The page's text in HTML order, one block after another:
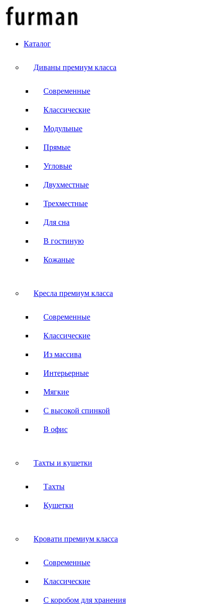
Каталог
Диваны премиум класса
Современные
Классические
Модульные
Прямые
Угловые
Двухместные
Трехместные
Для сна
В гостиную
Кожаные
Кресла премиум класса
Современные
Классические
Из массива
Интерьерные
Мягкие
С высокой спинкой
В офис
Тахты и кушетки
Тахты
Кушетки
Кровати премиум класса
Современные
Классические
С коробом для хранения